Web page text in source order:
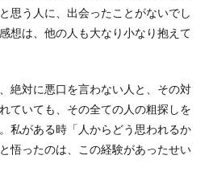
思う人に、出会ったことがないでし
想は、他の人も大なり小なり抱えて
絶対に悪口を言わない人と、その対
ていても、その全ての人の粗探しを
私がある時「人からどう思われるか
悟ったのは、この経験があったせい